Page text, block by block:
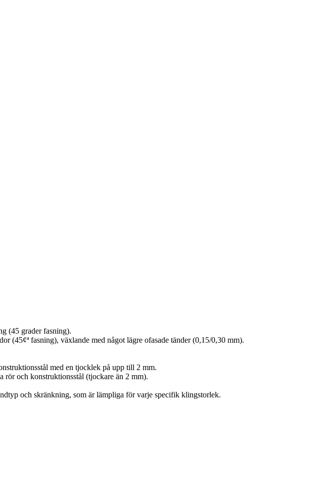
(45 grader fasning).
(45¢ª fasning), växlande med något lägre ofasade tänder (0,15/0,30 mm).
med en tjocklek på upp till 2 mm.
rör och konstruktionsstål (tjockare än 2 mm).
och skränkning, som är lämpliga för varje specifik klingstorlek.